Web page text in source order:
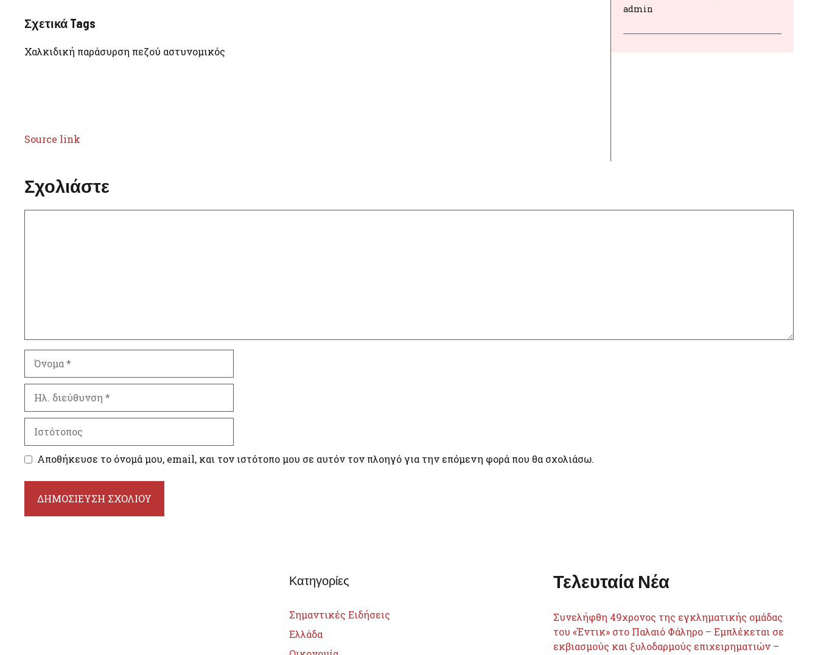
Σχετικά Tags
Χαλκιδική παράσυρση πεζού αστυνομικός
Source link
admin
Σχολιάστε
διεύθυνση
Αποθήκευσε το όνομά μου, email, και τον ιστότοπο μου σε αυτόν τον πλοηγό για την επόμενη φορά που θα σχολιάσω.
Κατηγορίες
Σημαντικές Ειδήσεις
Ελλάδα
Τελευταία Νέα
Συνελήφθη 49χρονος της εγκληματικής ομάδας
του «Έντικ» στο Παλαιό Φάληρο – Εμπλέκεται σε
εκβιασμούς και ξυλοδαρμούς επιχειρηματιών –